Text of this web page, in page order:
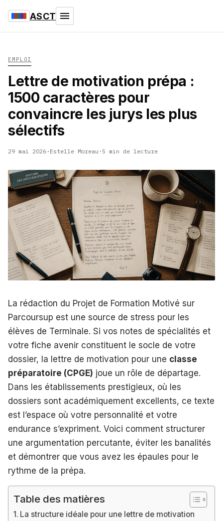
ASCT
EMPLOI
Lettre de motivation prépa :
1500 caractères pour
convaincre les jurys les plus
sélectifs
29 mai 2026 · Estelle Moreau ·5 min de lecture
La rédaction du Projet de Formation Motivé sur
Parcoursup est une source de stress pour les
élèves de Terminale. Si vos notes de spécialités et
votre fiche avenir constituent le socle de votre
dossier, la lettre de motivation pour une classe
préparatoire (CPGE) joue un rôle de départage.
Dans les établissements prestigieux, où les
dossiers sont académiquement excellents, ce texte
est l’espace où votre personnalité et votre
endurance s’expriment. Voici comment structurer
une argumentation percutante, éviter les banalités
et démontrer que vous avez les épaules pour le
rythme de la prépa.
Table des matières
La structure idéale pour une lettre de motivation